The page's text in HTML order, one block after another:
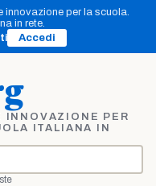
innovazione per la scuola.
in rete.
Accedi
INNOVAZIONE PER
ITALIANA IN